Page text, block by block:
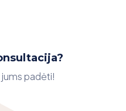
padėti!